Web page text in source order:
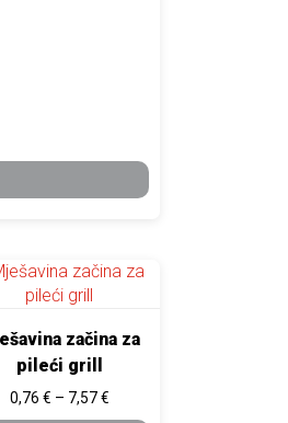
€ do 11,68 €
proizvoda
se mogu odabrati na stranici
začina za
pileći grill
0,76 € – 7,57€Raspon cijena: od 0,76 €
ima više varijanti. Opcije